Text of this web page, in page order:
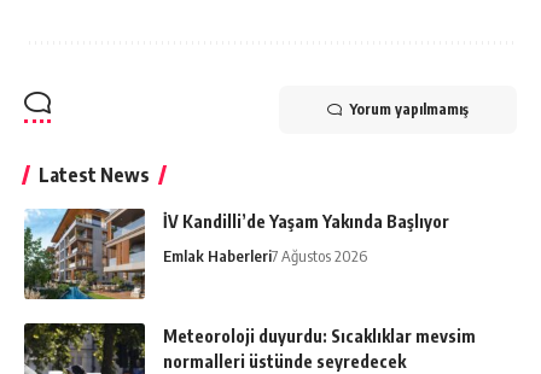
Yorum yapılmamış
Latest News
İV Kandilli’de Yaşam Yakında Başlıyor
Emlak Haberleri7 Ağustos 2026
Meteoroloji duyurdu: Sıcaklıklar mevsim
normalleri üstünde seyredecek